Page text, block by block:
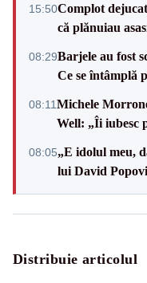
15:50Complot
că plănuiau
08:29Barjele au fost
Ce se întâmplă
08:11Michele
Well: „Îi iubesc
08:05„E idolul meu,
lui David
Distribuie articolul